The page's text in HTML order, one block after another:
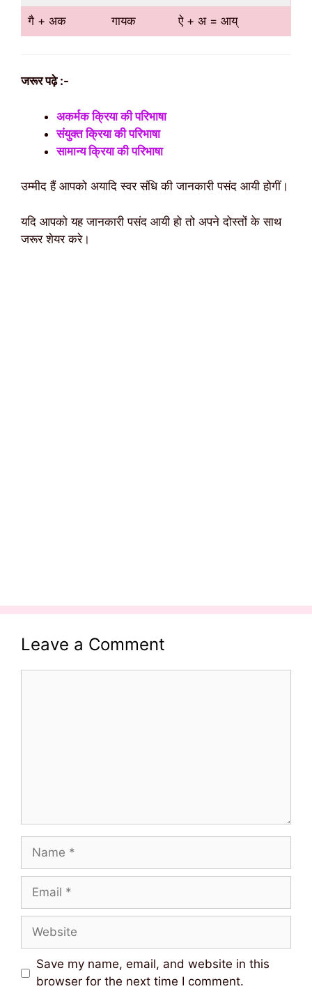
गै + अक गायक ऐ + अ = आय्
जरूर पढ़े :-
अकर्मक क्रिया की परिभाषा
संयुक्त क्रिया की परिभाषा
सामान्य क्रिया की परिभाषा
उम्मीद हैं आपको अयादि स्वर संधि की जानकारी पसंद आयी होगीं।
यदि आपको यह जानकारी पसंद आयी हो तो अपने दोस्तों के साथ
जरूर शेयर करे।
Leave a Comment
Name
Email
Website
Save my name, email, and website in this
browser for the next time I comment.